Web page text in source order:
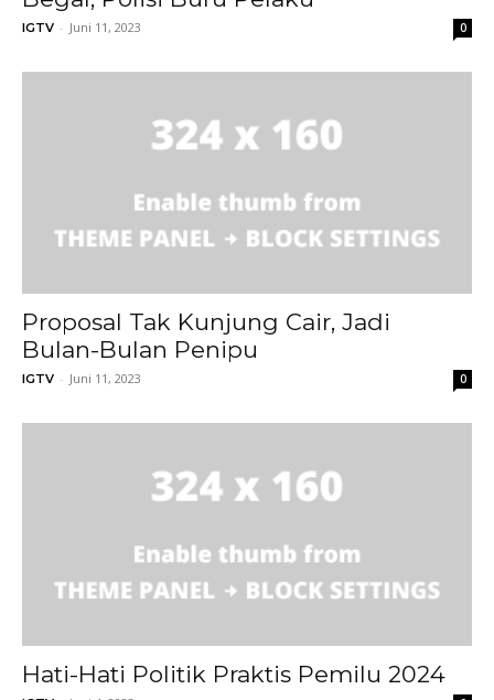
IGTV - Juni 11, 2023 0
Proposal Tak Kunjung Cair, Jadi
Bulan-Bulan Penipu
IGTV - Juni 11, 2023 0
Hati-Hati Politik Praktis Pemilu 2024